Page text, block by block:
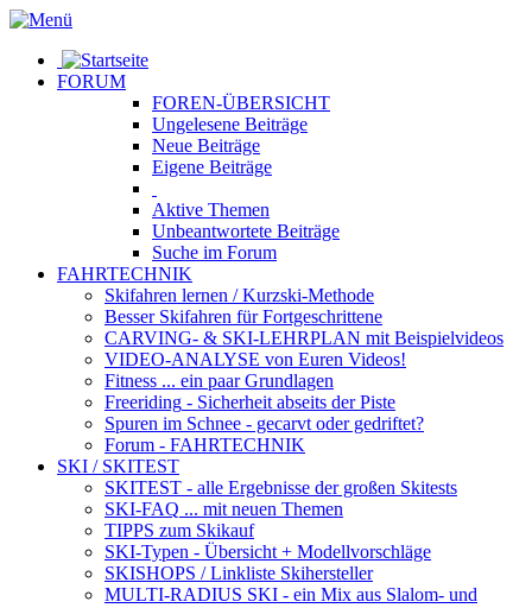
FORUM
FOREN-ÜBERSICHT
Ungelesene Beiträge
Neue Beiträge
Eigene Beiträge
Aktive Themen
Unbeantwortete Beiträge
Suche im Forum
FAHRTECHNIK
Skifahren lernen / Kurzski-Methode
Besser Skifahren für Fortgeschrittene
CARVING- & SKI-LEHRPLAN mit Beispielvideos
VIDEO-ANALYSE von Euren Videos!
Fitness ... ein paar Grundlagen
Freeriding - Sicherheit abseits der Piste
Spuren im Schnee - gecarvt oder gedriftet?
Forum - FAHRTECHNIK
SKI / SKITEST
SKITEST - alle Ergebnisse der großen Skitests
SKI-FAQ ... mit neuen Themen
TIPPS zum Skikauf
SKI-Typen - Übersicht + Modellvorschläge
SKISHOPS / Linkliste Skihersteller
MULTI-RADIUS SKI - ein Mix aus Slalom- und